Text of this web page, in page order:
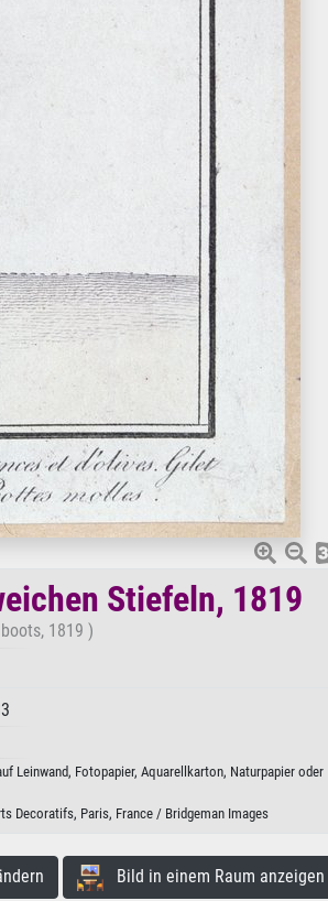
Stiefeln, 1819
1819 )
Leinwand, Fotopapier, Aquarellkarton, Naturpapier oder
Decoratifs, Paris, France / Bridgeman Images
Bild in einem Raum anzeigen